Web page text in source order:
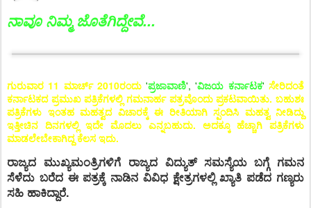
ನಾವೂ ನಿಮ್ಮ ಜೊತೆಗಿದ್ದೇವೆ...
ಗುರುವಾರ 11 ಮಾರ್ಚ್ 2010ರಂದು'ಪ್ರಜಾವಾಣಿ', 'ವಿಜಯ ಕರ್ನಾಟಕ'ಸೇರಿದಂತೆ
ಕರ್ನಾಟಕದ ಪ್ರಮುಖ ಪತ್ರಿಕೆಗಳಲ್ಲಿ ಗಮನಾರ್ಹ ಪತ್ರವೊಂದು ಪ್ರಕಟವಾಯಿತು. ಬಹುಶಃ
ಪತ್ರಿಕೆಗಳು ಇಂತಹ ಮಹತ್ವದ ವಿಚಾರಕ್ಕೆ ಈ ರೀತಿಯಾಗಿ ಸ್ಪಂದಿಸಿ ಮಹತ್ವ ನೀಡಿದ್ದು
ಇತ್ತೀಚಿನ ದಿನಗಳಲ್ಲಿ ಇದೇ ಮೊದಲು ಎನ್ನಬಹುದು. ಅದಕ್ಕೂ ಹೆಚ್ಚಾಗಿ ಪತ್ರಿಕೆಗಳು
ಮಾಡಲೇಬೇಕಾಗಿದ್ದ ಕೆಲಸ ಇದು.
ರಾಜ್ಯದ ಮುಖ್ಯಮಂತ್ರಿಗಳಿಗೆ ರಾಜ್ಯದ ವಿದ್ಯುತ್ ಸಮಸ್ಯೆಯ ಬಗ್ಗೆ ಗಮನ
ಸೆಳೆದು ಬರೆದ ಈ ಪತ್ರಕ್ಕೆ ನಾಡಿನ ವಿವಿಧ ಕ್ಷೇತ್ರಗಳಲ್ಲಿ ಖ್ಯಾತಿ ಪಡೆದ ಗಣ್ಯರು
ಸಹಿ ಹಾಕಿದ್ದಾರೆ.